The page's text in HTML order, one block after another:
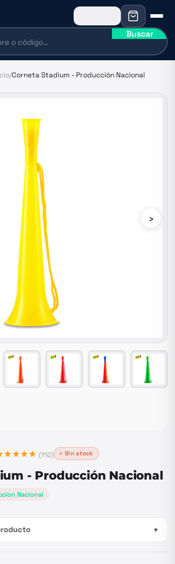
Buscar
/Corneta Stadium - Producción Nacional
›
(110) ○ Sin stock
- Producción Nacional
Nacional
▼